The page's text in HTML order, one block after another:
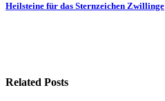
Heilsteine für das Sternzeichen Zwillinge
Related Posts